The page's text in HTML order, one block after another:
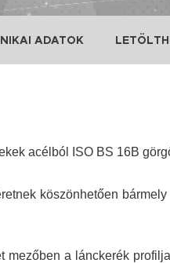
ADATOK
acélból ISO BS 16B
köszönhetően
mezőben a lánckerék